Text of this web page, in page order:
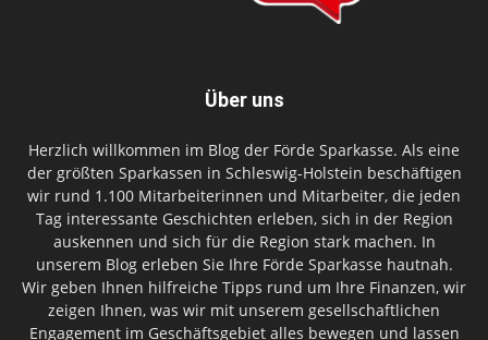
Über uns
Herzlich willkommen im Blog der Förde Sparkasse. Als eine
der größten Sparkassen in Schleswig-Holstein beschäftigen
wir rund 1.100 Mitarbeiterinnen und Mitarbeiter, die jeden
Tag interessante Geschichten erleben, sich in der Region
auskennen und sich für die Region stark machen. In
unserem Blog erleben Sie Ihre Förde Sparkasse hautnah.
Wir geben Ihnen hilfreiche Tipps rund um Ihre Finanzen, wir
zeigen Ihnen, was wir mit unserem gesellschaftlichen
Engagement im Geschäftsgebiet alles bewegen und lassen